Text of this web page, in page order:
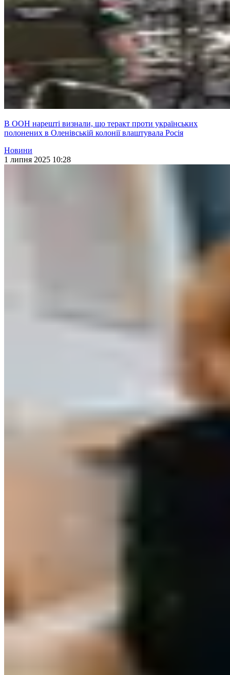
В ООН нарешті визнали, що теракт проти українських
полонених в Оленівській колонії влаштувала Росія
Новини
1 липня 2025 10:28